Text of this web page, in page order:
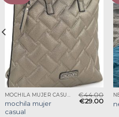
MOCHILA MUJER CASUAL
mochila mujer
casual
€44.00
€29.00